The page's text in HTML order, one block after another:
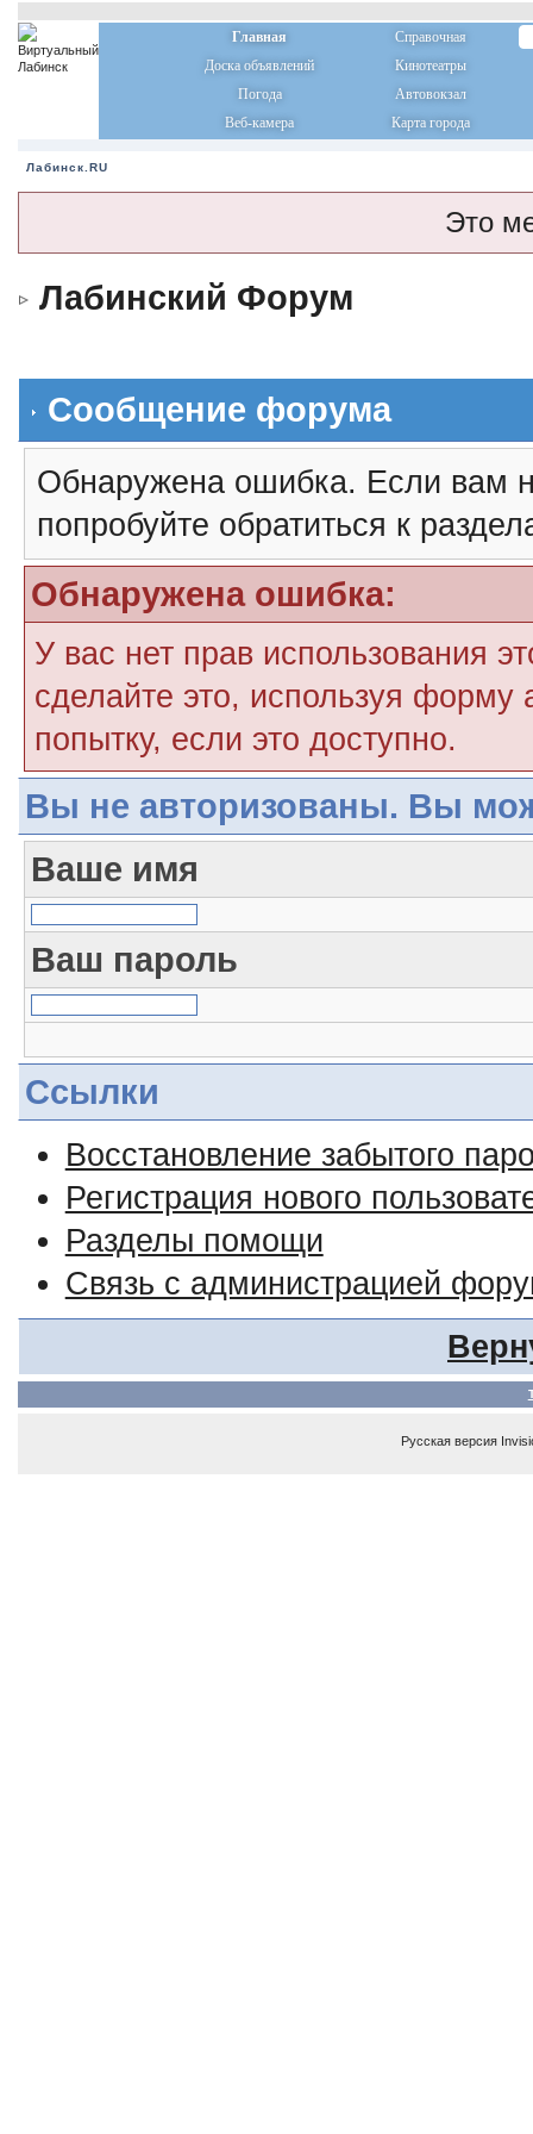
Главная
Справочная
Доска объявлений
Кинотеатры
Погода
Автовокзал
Веб-камера
Карта города
Лабинск.RU
Это
Лабинский Форум
Сообщение форума
Обнаружена ошибка. Если вам
попробуйте обратиться к
Обнаружена ошибка:
У вас нет прав использования
сделайте это, используя форму
попытку, если это доступно.
Вы не авторизованы. Вы
Ваше имя
Ваш пароль
Ссылки
Восстановление забытого
Регистрация нового
Разделы помощи
Связь с администрацией
Русская версия